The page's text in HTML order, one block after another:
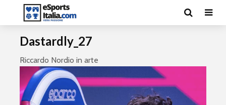
Dastardly_27
Riccardo Nordio in arte